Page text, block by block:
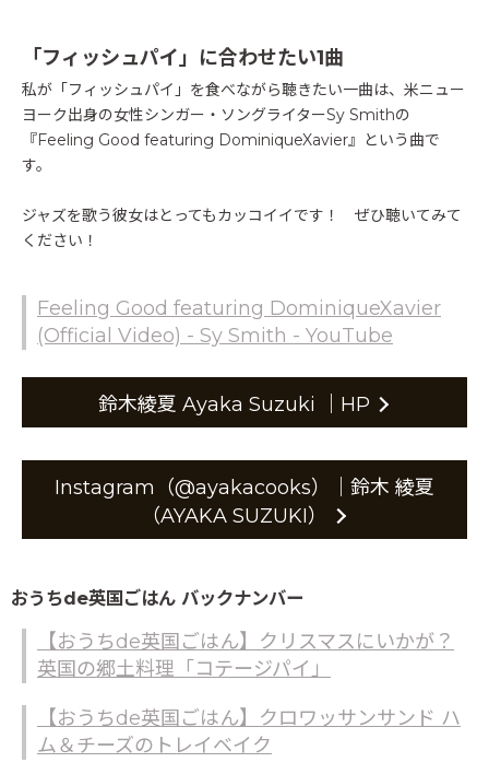
「フィッシュパイ」に合わせたい1曲
私が「フィッシュパイ」を食べながら聴きたい一曲は、米ニュー
ヨーク出身の女性シンガー・ソングライターSy Smithの
『Feeling Good featuring DominiqueXavier』という曲で
す。
ジャズを歌う彼女はとってもカッコイイです！ ぜひ聴いてみて
ください！
Feeling Good featuring DominiqueXavier
(Official Video) - Sy Smith - YouTube
鈴木綾夏 Ayaka Suzuki ｜HP
Instagram（@ayakacooks）｜鈴木 綾夏
（AYAKA SUZUKI）
おうちde英国ごはん バックナンバー
【おうちde英国ごはん】クリスマスにいかが？
英国の郷土料理「コテージパイ」
【おうちde英国ごはん】クロワッサンサンド ハ
ム＆チーズのトレイベイク